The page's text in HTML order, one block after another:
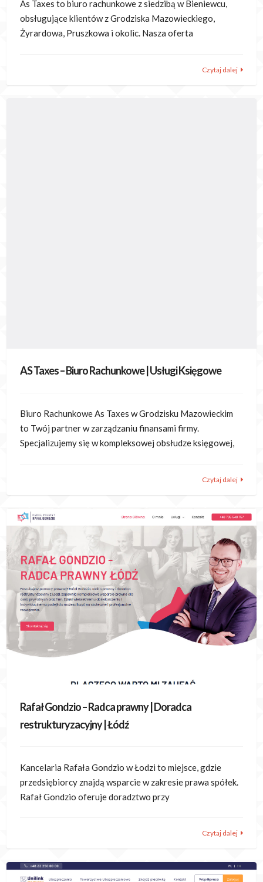
As Taxes to biuro rachunkowe z siedzibą w Bieniewcu,
obsługujące klientów z Grodziska Mazowieckiego,
Żyrardowa, Pruszkowa i okolic. Nasza oferta
Czytaj dalej
AS Taxes – Biuro Rachunkowe | Usługi Księgowe
Biuro Rachunkowe As Taxes w Grodzisku Mazowieckim
to Twój partner w zarządzaniu finansami firmy.
Specjalizujemy się w kompleksowej obsłudze księgowej,
Czytaj dalej
Rafał Gondzio – Radca prawny | Doradca
restrukturyzacyjny | Łódź
Kancelaria Rafała Gondzio w Łodzi to miejsce, gdzie
przedsiębiorcy znajdą wsparcie w zakresie prawa spółek.
Rafał Gondzio oferuje doradztwo przy
Czytaj dalej